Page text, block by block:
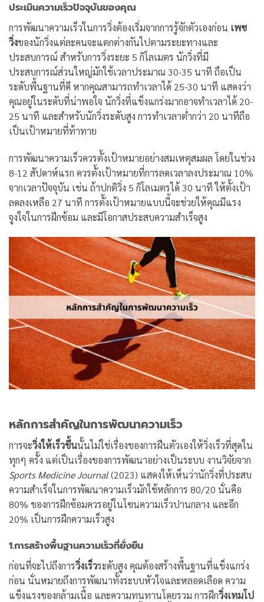
ประเมินความเร็วปัจจุบันของคุณ
การพัฒนาความเร็วในการวิ่งต้องเริ่มจากการรู้จักตัวเองก่อน เพซ
วิ่งของนักวิ่งแต่ละคนจะแตกต่างกันไปตามระยะทางและ
ประสบการณ์ สำหรับการวิ่งระยะ 5 กิโลเมตร นักวิ่งที่มี
ประสบการณ์ส่วนใหญ่มักใช้เวลาประมาณ 30-35 นาที ถือเป็น
ระดับพื้นฐานที่ดี หากคุณสามารถทำเวลาได้ 25-30 นาที แสดงว่า
คุณอยู่ในระดับที่น่าพอใจ นักวิ่งที่แข็งแกร่งมากอาจทำเวลาได้ 20-
25 นาที และสำหรับนักวิ่งระดับสูง การทำเวลาต่ำกว่า 20 นาทีถือ
เป็นเป้าหมายที่ท้าทาย
การพัฒนาความเร็วควรตั้งเป้าหมายอย่างสมเหตุสมผล โดยในช่วง
8-12 สัปดาห์แรก ควรตั้งเป้าหมายที่การลดเวลาลงประมาณ 10%
จากเวลาปัจจุบัน เช่น ถ้าปกติวิ่ง 5 กิโลเมตรได้ 30 นาที ให้ตั้งเป้า
ลดลงเหลือ 27 นาที การตั้งเป้าหมายแบบนี้จะช่วยให้คุณมีแรง
จูงใจในการฝึกซ้อม และมีโอกาสประสบความสำเร็จสูง
หลักการสำคัญในการพัฒนาความเร็ว
การจะวิ่งให้เร็วขึ้นนั้นไม่ใช่เรื่องของการฝืนตัวเองให้วิ่งเร็วที่สุดใน
ทุกๆ ครั้ง แต่เป็นเรื่องของการพัฒนาอย่างเป็นระบบ งานวิจัยจาก
Sports Medicine Journal(2023) แสดงให้เห็นว่านักวิ่งที่ประสบ
ความสำเร็จในการพัฒนาความเร็วมักใช้หลักการ 80/20 นั่นคือ
80% ของการฝึกซ้อมควรอยู่ในโซนความเร็วปานกลาง และอีก
20% เป็นการฝึกความเร็วสูง
1.การสร้างพื้นฐานความเร็วที่ยั่งยืน
ก่อนที่จะไปถึงการวิ่งเร็วระดับสูง คุณต้องสร้างพื้นฐานที่แข็งแกร่ง
ก่อน นั่นหมายถึงการพัฒนาทั้งระบบหัวใจและหลอดเลือด ความ
แข็งแรงของกล้ามเนื้อ และความทนทานโดยรวม การฝึกวิ่งเทมโป